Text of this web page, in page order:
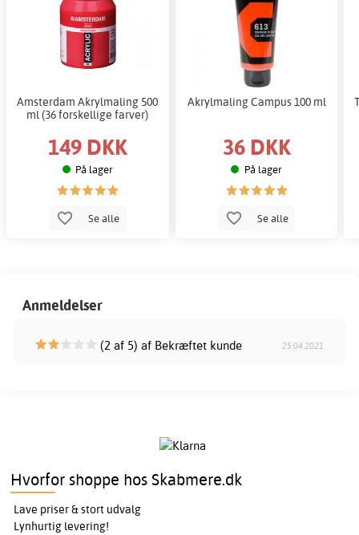
Amsterdam Akrylmaling 500
ml (36 forskellige farver)
149 DKK
På lager
Se alle
Akrylmaling Campus 100 ml
36 DKK
På lager
Se alle
Anmeldelser
(2 af 5) af Bekræftet kunde 25.04.2021
Hvorfor shoppe hos Skabmere.dk
Lave priser & stort udvalg
Lynhurtig levering!